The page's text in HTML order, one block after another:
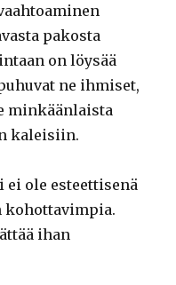
pakosta
on löysää
ne ihmiset,
minkäänlaista
kaleisiin.
ole esteettisenä
kohottavimpia.
ihan